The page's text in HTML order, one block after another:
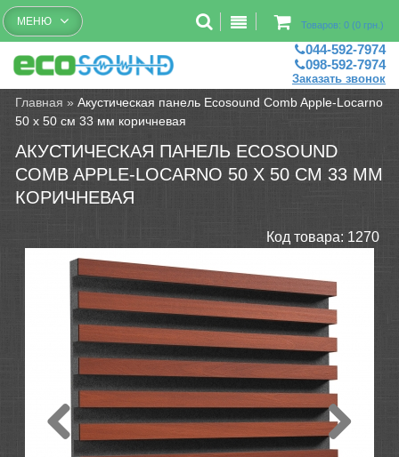
Бесплатный рассчет помещений
Товаров: 0 (0 грн.)
МЕНЮ
044-592-7974
098-592-7974
Заказать звонок
Главная »Акустическая панель Ecosound Comb Apple-Locarno
50 х 50 см 33 мм коричневая
АКУСТИЧЕСКАЯ ПАНЕЛЬ ECOSOUND
COMB APPLE-LOCARNO 50 Х 50 СМ 33 ММ
КОРИЧНЕВАЯ
Код товара: 1270